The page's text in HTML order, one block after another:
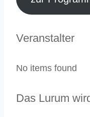
Veranstalter
No items found
Das Lurum